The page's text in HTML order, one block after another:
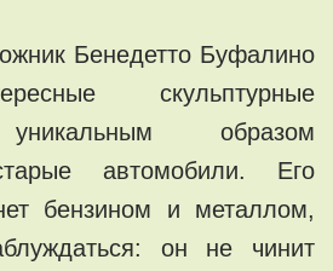
Бенедетто Буфалино
скульптурные
образом
автомобили. Его
бензином и металлом,
он не чинит